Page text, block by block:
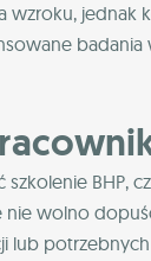
wzroku, jednak
BHP,
nie wolno
lub